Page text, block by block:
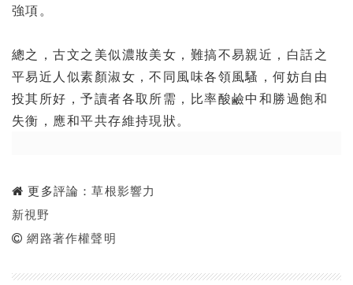
強項。
總之，古文之美似濃妝美女，難搞不易親近，白話之
平易近人似素顏淑女，不同風味各領風騷，何妨自由
投其所好，予讀者各取所需，比率酸鹼中和勝過飽和
失衡，應和平共存維持現狀。
更多評論：草根影響力
新視野
網路著作權聲明